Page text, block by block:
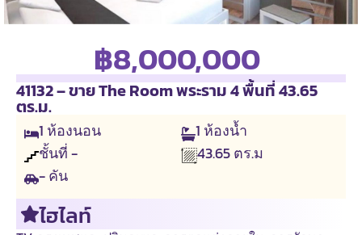
฿8,000,000
41132 – ขาย The Room พระราม 4 พื้นที่ 43.65
ตร.ม.
1 ห้องนอน 1 ห้องน้ำ
ชั้นที่ -
43.65ตร.ม
- คัน
ไฮไลท์